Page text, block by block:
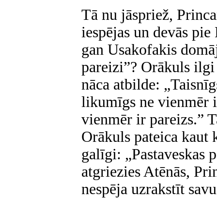
Tā nu jāspriež,
iespējas un devās
gan Usakofakis
pareizi”? Orākuls
nāca atbilde:
likumīgs ne vienmēr
vienmēr ir pareizs.”
Orākuls pateica kaut
galīgi: „Pastaveskas
atgriezies Atēnās,
nespēja uzrakstīt